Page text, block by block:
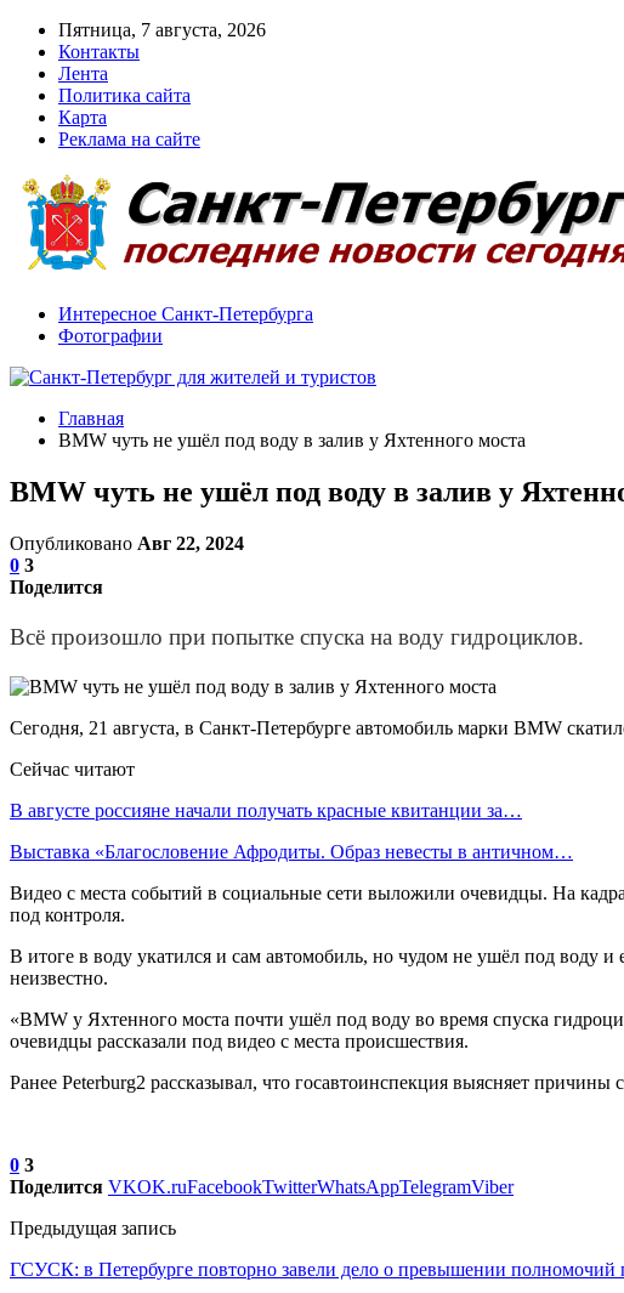
Пятница, 7 августа, 2026
Контакты
Лента
Политика сайта
Карта
Реклама на сайте
Интересное Санкт-Петербурга
Фотографии
Главная
BMW чуть не ушёл под воду в залив у Яхтенного моста
BMW чуть не ушёл под воду в залив у
Опубликовано Авг 22, 2024
0 3
Поделится
Всё произошло при попытке спуска на воду гидроциклов.
Сегодня, 21 августа, в Санкт-Петербурге автомобиль марки BMW
Сейчас читают
В августе россияне начали получать красные квитанции за…
Выставка «Благословение Афродиты. Образ невесты в античном…
Видео с места событий в социальные сети выложили очевидцы. На
под контроля.
В итоге в воду укатился и сам автомобиль, но чудом не ушёл под воду
неизвестно.
«BMW у Яхтенного моста почти ушёл под воду во время спуска
очевидцы рассказали под видео с места происшествия.
Ранее Peterburg2 рассказывал, что госавтоинспекция выясняет
0 3
Поделится VKOK.ruFacebookTwitterWhatsAppTelegramViber
Предыдущая запись
ГСУСК: в Петербурге повторно завели дело о превышении полномочий